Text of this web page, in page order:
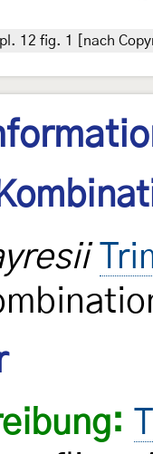
12 fig. 1 [nach